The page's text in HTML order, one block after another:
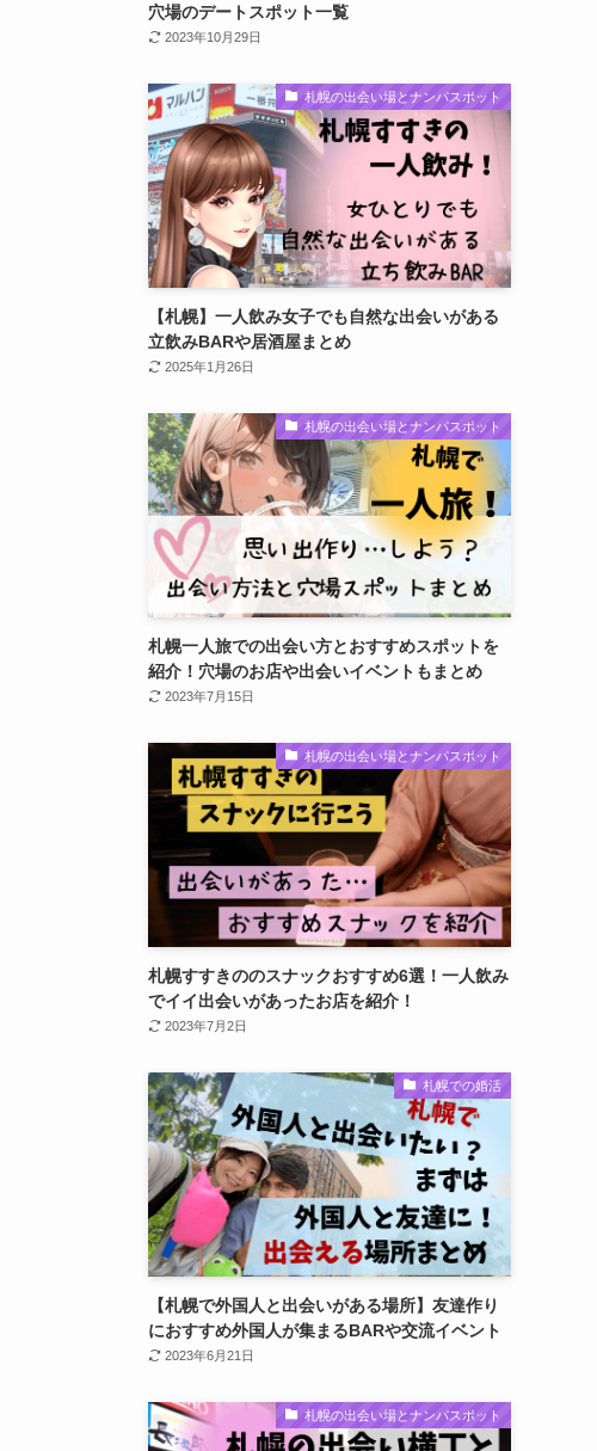
穴場のデートスポット一覧
2023年10月29日
札幌の出会い場とナンパスポット
【札幌】一人飲み女子でも自然な出会いがある
立飲みBARや居酒屋まとめ
2025年1月26日
札幌の出会い場とナンパスポット
札幌一人旅での出会い方とおすすめスポットを
紹介！穴場のお店や出会いイベントもまとめ
2023年7月15日
札幌の出会い場とナンパスポット
札幌すすきののスナックおすすめ6選！一人飲み
でイイ出会いがあったお店を紹介！
2023年7月2日
札幌での婚活
【札幌で外国人と出会いがある場所】友達作り
におすすめ外国人が集まるBARや交流イベント
2023年6月21日
札幌の出会い場とナンパスポット